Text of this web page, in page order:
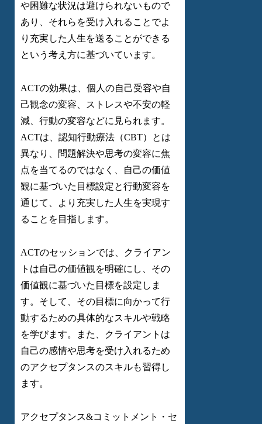
や困難な状況は避けられないもので
あり、それらを受け入れることでよ
り充実した人生を送ることができる
という考え方に基づいています。
ACTの効果は、個人の自己受容や自
己観念の変容、ストレスや不安の軽
減、行動の変容などに見られます。
ACTは、認知行動療法（CBT）とは
異なり、問題解決や思考の変容に焦
点を当てるのではなく、自己の価値
観に基づいた目標設定と行動変容を
通じて、より充実した人生を実現す
ることを目指します。
ACTのセッションでは、クライアン
トは自己の価値観を明確にし、その
価値観に基づいた目標を設定しま
す。そして、その目標に向かって行
動するための具体的なスキルや戦略
を学びます。また、クライアントは
自己の感情や思考を受け入れるため
のアクセプタンスのスキルも習得し
ます。
アクセプタンス&コミットメント・セ